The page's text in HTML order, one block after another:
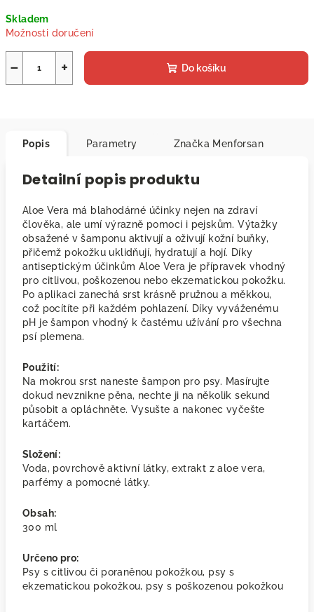
cena:
Skladem
Možnosti doručení
+
− Do košíku
Popis Parametry Značka Menforsan
Detailní popis produktu
Aloe Vera má blahodárné účinky nejen na zdraví
člověka, ale umí výrazně pomoci i pejskům. Výtažky
obsažené v šamponu aktivují a oživují kožní buňky,
přičemž pokožku uklidňují, hydratují a hojí. Díky
antiseptickým účinkům Aloe Vera je přípravek vhodný
pro citlivou, poškozenou nebo ekzematickou pokožku.
Po aplikaci zanechá srst krásně pružnou a měkkou,
což pocítíte při každém pohlazení. Díky vyváženému
pH je šampon vhodný k častému užívání pro všechna
psí plemena.
Použití:
Na mokrou srst naneste šampon pro psy. Masírujte
dokud nevznikne pěna, nechte ji na několik sekund
působit a opláchněte. Vysušte a nakonec vyčešte
kartáčem.
Složení:
Voda, povrchově aktivní látky, extrakt z aloe vera,
parfémy a pomocné látky.
Obsah:
300 ml
Určeno pro:
Psy s citlivou či poraněnou pokožkou, psy s
ekzematickou pokožkou, psy s poškozenou pokožkou